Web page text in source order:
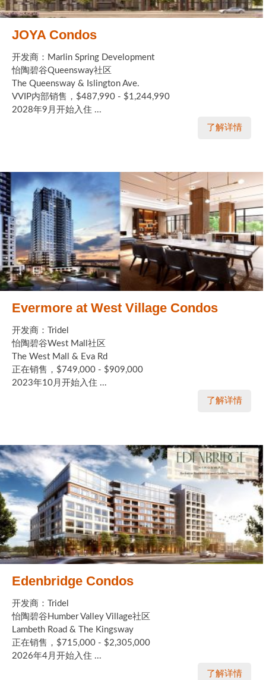
JOYA Condos
开发商：Marlin Spring Development
怡陶碧谷Queensway社区
The Queensway & Islington Ave.
VVIP内部销售，$487,990 - $1,244,990
2028年9月开始入住 ...
了解详情
Evermore at West Village Condos
开发商：Tridel
怡陶碧谷West Mall社区
The West Mall & Eva Rd
正在销售，$749,000 - $909,000
2023年10月开始入住 ...
了解详情
Edenbridge Condos
开发商：Tridel
怡陶碧谷Humber Valley Village社区
Lambeth Road & The Kingsway
正在销售，$715,000 - $2,305,000
2026年4月开始入住 ...
了解详情